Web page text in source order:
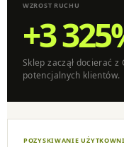
WZROST RUCHU
+3
Sklep zaczął docierać
potencjalnych klientów.
POZYSKIWANIE